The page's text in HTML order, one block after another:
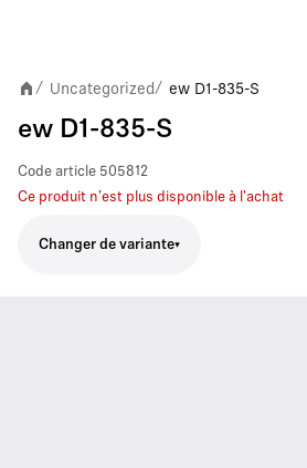
/ Uncategorized / ew D1-835-S
ew D1-835-S
Code article 505812
Ce produit n'est plus disponible à l'achat
Changer de variante